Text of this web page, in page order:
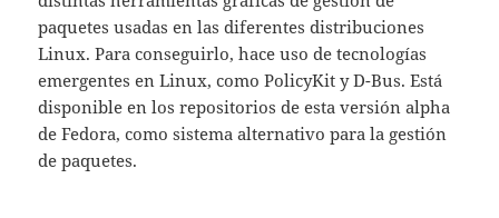
paquetes usadas en las diferentes distribuciones
Linux. Para conseguirlo, hace uso de tecnologías
emergentes en Linux, como PolicyKit y D-Bus. Está
disponible en los repositorios de esta versión alpha
de Fedora, como sistema alternativo para la gestión
de paquetes.